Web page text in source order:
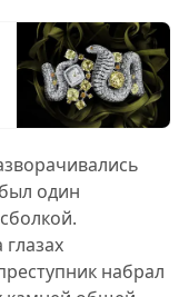
один
набрал